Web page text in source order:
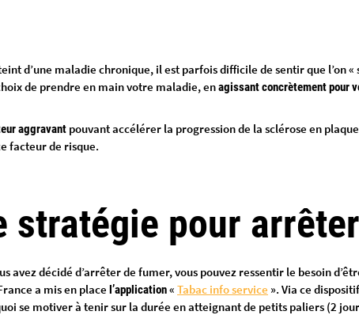
d’une maladie chronique, il est parfois difficile de sentir que l’on
de prendre en main votre maladie, enagissant concrètement pour
aggravant pouvant accélérer la progression de la sclérose en
facteur de risque.
stratégie pour
avez décidé d’arrêter de fumer, vous pouvez ressentir le besoin
a mis en place l’application« Tabac info service ». Via ce
se motiver à tenir sur la durée en atteignant de petits paliers (2